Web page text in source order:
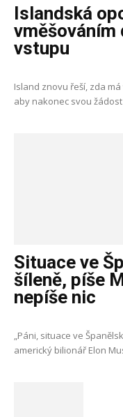
Islandská
vměšováním
vstupu
Island znovu řeší, zda
aby nakonec svou
Situace ve
šíleně, píše
nepíše nic
„Páni, situace ve
americký bilionář Elon